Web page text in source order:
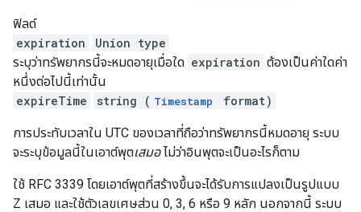
ฟิลด์
expiration
Union type
ระบุว่าทรัพยากรนี้จะหมดอายุเมื่อใด expiration ต้องเป็นค่าใดค่า
หนึ่งต่อไปนี้เท่านั้น
expireTime
string ( Timestamp format)
การประทับเวลาใน UTC ของเวลาที่ถือว่าทรัพยากรนี้หมดอายุ ระบบ
จะระบุข้อมูลนี้ในเอาต์พุตเสมอไม่ว่าอินพุตจะเป็นอะไรก็ตาม
ใช้ RFC 3339 โดยเอาต์พุตที่สร้างขึ้นจะได้รับการแปลงเป็นรูปแบบ
Z เสมอ และใช้ตัวเลขเศษส่วน 0, 3, 6 หรือ 9 หลัก นอกจากนี้ ระบบ